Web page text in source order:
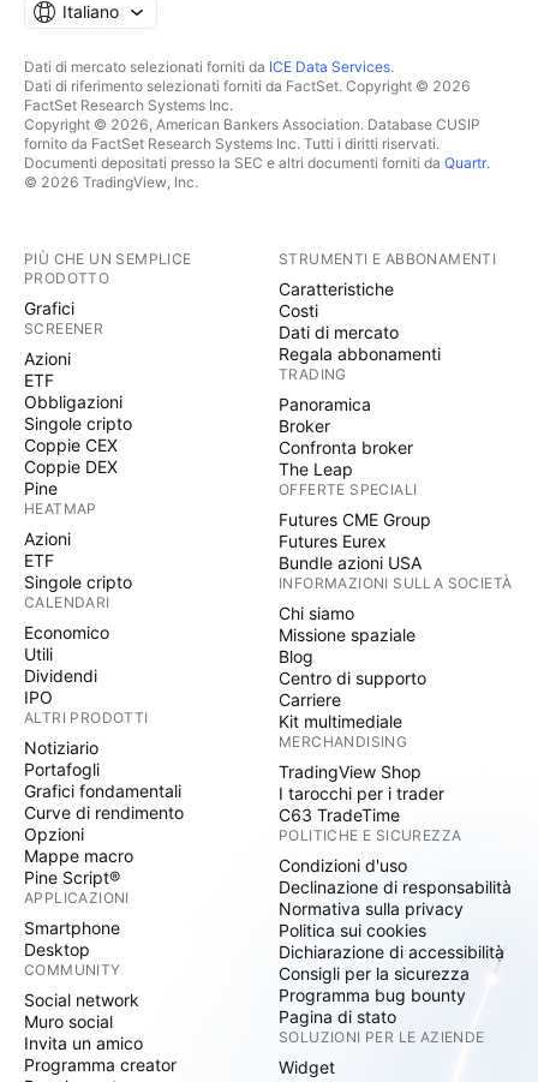
Italiano
Dati di mercato selezionati forniti da ICE Data Services.
Dati di riferimento selezionati forniti da FactSet. Copyright © 2026
FactSet Research Systems Inc.
Copyright © 2026, American Bankers Association. Database CUSIP
fornito da FactSet Research Systems Inc. Tutti i diritti riservati.
Documenti depositati presso la SEC e altri documenti forniti da Quartr.
© 2026 TradingView, Inc.
PIÙ CHE UN SEMPLICE
PRODOTTO
Grafici
SCREENER
Azioni
ETF
Obbligazioni
Singole cripto
Coppie CEX
Coppie DEX
Pine
HEATMAP
Azioni
ETF
Singole cripto
CALENDARI
Economico
Utili
Dividendi
IPO
ALTRI PRODOTTI
Notiziario
Portafogli
Grafici fondamentali
Curve di rendimento
Opzioni
Mappe macro
Pine Script®
APPLICAZIONI
Smartphone
Desktop
COMMUNITY
Social network
Muro social
Invita un amico
Programma creator
STRUMENTI E ABBONAMENTI
Caratteristiche
Costi
Dati di mercato
Regala abbonamenti
TRADING
Panoramica
Broker
Confronta broker
The Leap
OFFERTE SPECIALI
Futures CME Group
Futures Eurex
Bundle azioni USA
INFORMAZIONI SULLA SOCIETÀ
Chi siamo
Missione spaziale
Blog
Centro di supporto
Carriere
Kit multimediale
MERCHANDISING
TradingView Shop
I tarocchi per i trader
C63 TradeTime
POLITICHE E SICUREZZA
Condizioni d'uso
Declinazione di responsabilità
Normativa sulla privacy
Politica sui cookies
Dichiarazione di accessibilità
Consigli per la sicurezza
Programma bug bounty
Pagina di stato
SOLUZIONI PER LE AZIENDE
Widget